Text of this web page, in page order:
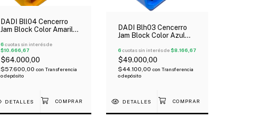
DADI Bll04 Cencerro
Jam Block Color Amarillo
6 cuotas sin interés de
$10.666,67
$64.000,00
$57.600,00 con Transferencia
o depósito
DETALLES
DADI Blh03 Cencerro
Jam Block Color Azul
6 cuotas sin interés de$8.166,67
$49.000,00
$44.100,00 con Transferencia
o depósito
DETALLES